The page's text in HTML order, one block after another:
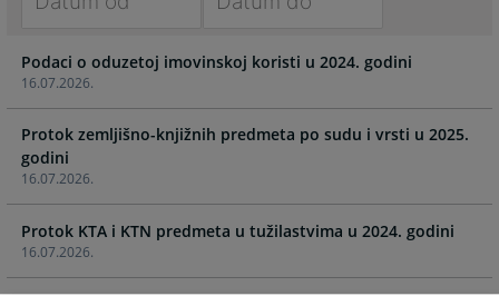
forward
to
interact
with
the
calendar
and
select
a
date.
forward
interact
with
and
select
date.
16.07.2026.
Podaci o oduzetoj imovinskoj koristi u 2024. godini
16.07.2026.
Protok zemljišno-knjižnih predmeta po sudu i vrsti u 2025.
godini
16.07.2026.
Protok KTA i KTN predmeta u tužilastvima u 2024. godini